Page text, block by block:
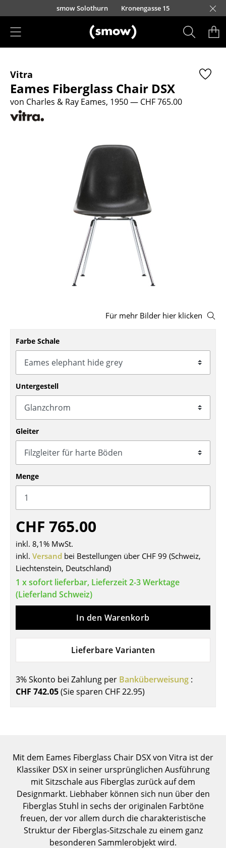
Direkt zum Inhaltsmow Solothurn Kronengasse 15
Sitzmöbel
Esszimmerstühle
Sofas
Bänke & Liegen
Schaukelstühle
Bürodrehstühle
Konferenzstühle
Bürosessel
Einzelteile
... alle Sitzmöbel
Tische
Esstische
Beistelltische
Couchtische
Schreibtische
Sekretäre & PC-Tische
Konferenztische
Stehtische & Stehpulte
Kindertische
Einzelteile
Regale & Schränke
Bücherregale
Wandregale
Sideboards & Kommoden
TV Möbel
Vitra
Eames Fiberglass Chair DSX
von Charles & Ray Eames, 1950— CHF 765.00
Für mehr Bilder hier klicken
Farbe Schale
Untergestell
Gleiter
Menge
CHF 765.00
inkl. 8,1% MwSt.
inkl. Versand bei Bestellungen über CHF 99 (Schweiz,
Liechtenstein, Deutschland)
1 x sofort lieferbar, Lieferzeit 2-3 Werktage
(Lieferland Schweiz)
In den Warenkorb
Lieferbare Varianten
3% Skonto bei Zahlung per Banküberweisung :
CHF 742.05(Sie sparen CHF 22.95)
Mit dem Eames Fiberglass Chair DSX von Vitra ist der
Klassiker DSX in seiner ursprünglichen Ausführung
mit Sitzschale aus Fiberglas zurück auf dem
Designmarkt. Liebhaber können sich nun über den
Fiberglas Stuhl in sechs der originalen Farbtöne
freuen, der vor allem durch die charakteristische
Struktur der Fiberglas-Sitzschale zu einem ganz
besonderen Sammlerobjekt wird.